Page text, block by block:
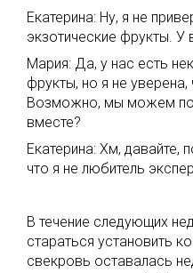
Екатерина: Ну, я не
экзотические фрукты. У
Мария: Да, у нас есть
фрукты, но я не уверена,
Возможно, мы можем
вместе?
Екатерина: Хм, давайте,
что я не любитель
В течение следующих
стараться установить
свекровь оставалась